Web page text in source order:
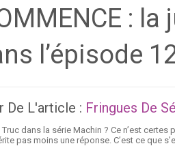
:
l’épisode
De L'article : Fringues De
dans la série Machin ? Ce n’est
pas moins une réponse. C’est ce que